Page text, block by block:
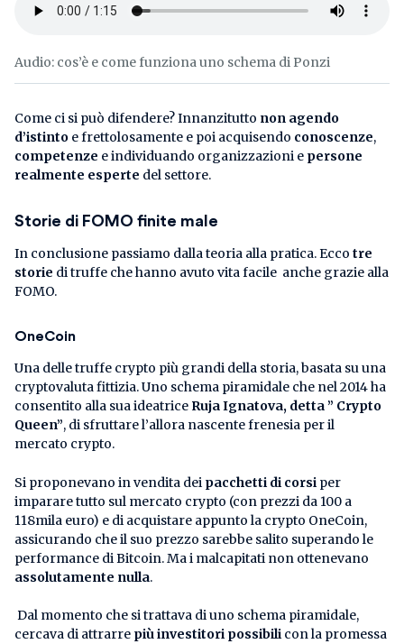
Audio: cos’è e come funziona uno schema di Ponzi
Come ci si può difendere? Innanzitutto non agendo
d’istinto e frettolosamente e poi acquisendo conoscenze,
competenze e individuando organizzazioni e persone
realmente esperte del settore.
Storie di FOMO finite male
In conclusione passiamo dalla teoria alla pratica. Ecco tre
storie di truffe che hanno avuto vita facile anche grazie alla
FOMO.
OneCoin
Una delle truffe crypto più grandi della storia, basata su una
cryptovaluta fittizia. Uno schema piramidale che nel 2014 ha
consentito alla sua ideatrice Ruja Ignatova, detta ” Crypto
Queen”, di sfruttare l’allora nascente frenesia per il
mercato crypto.
Si proponevano in vendita dei pacchetti di corsi per
imparare tutto sul mercato crypto (con prezzi da 100 a
118mila euro) e di acquistare appunto la crypto OneCoin,
assicurando che il suo prezzo sarebbe salito superando le
performance di Bitcoin. Ma i malcapitati non ottenevano
assolutamente nulla.
Dal momento che si trattava di uno schema piramidale,
cercava di attrarre più investitori possibili con la promessa